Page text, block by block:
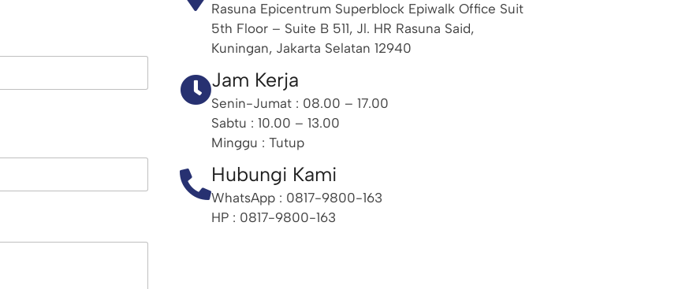
Rasuna Epicentrum Superblock Epiwalk Office Suit
5th Floor – Suite B 511, Jl. HR Rasuna Said,
Kuningan, Jakarta Selatan 12940
Jam Kerja
Senin-Jumat : 08.00 – 17.00
Sabtu : 10.00 – 13.00
Minggu : Tutup
Hubungi Kami
WhatsApp : 0817-9800-163
HP : 0817-9800-163